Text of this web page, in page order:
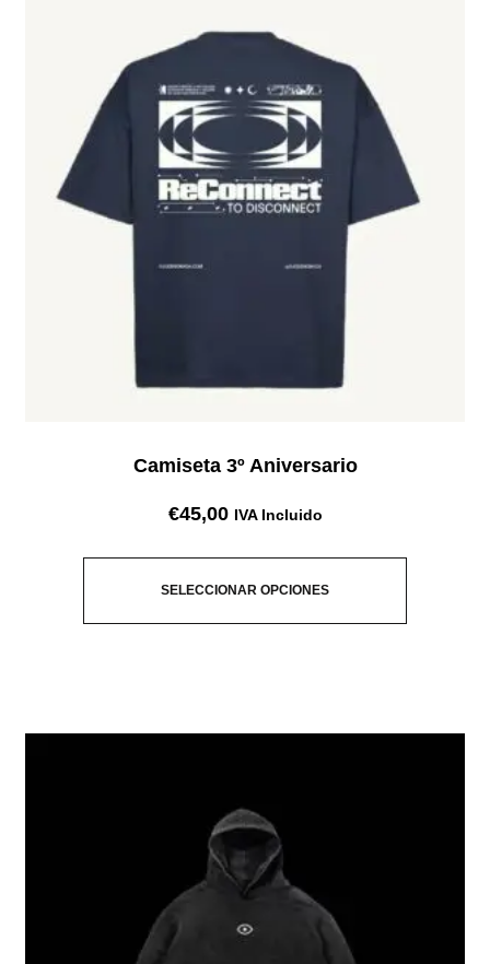
Camiseta 3º Aniversario
€45,00 IVA Incluido
SELECCIONAR OPCIONES